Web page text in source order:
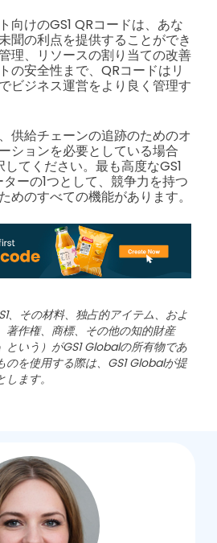
向けのGS1 QRコードは、あな
聞の利点を提供することができ
理、リソースの割り当ての改善
の安全性まで、QRコードはリ
ビジネス運営をより良く管理す
供給チェーンの追跡のためのオ
ションを必要としている場合
してください。最も高度なGS1
ーの1つとして、競争力を持つ
めのすべての機能があります。
、その材料、独占的アイテム、およ
著作権、商標、その他の知的財産
という）がGS1 Globalの所有物であ
のを使用する際は、GS1 Globalが提
ます。